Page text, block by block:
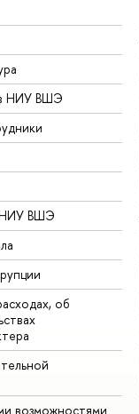
в НИУ ВШЭ
НИУ ВШЭ
об
возможностями